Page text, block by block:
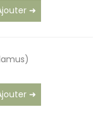
➜
➜